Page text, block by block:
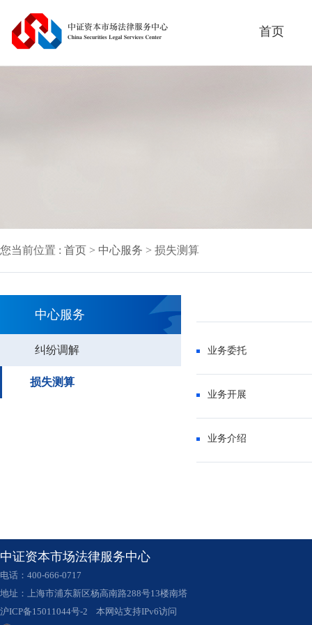
首页
您当前位置 : 首页 > 中心服务 > 损失测算
中心服务
纠纷调解
损失测算
业务委托
业务开展
业务介绍
中证资本市场法律服务中心
电话：400-666-0717
地址：上海市浦东新区杨高南路288号13楼南塔
沪ICP备15011044号-2 本网站支持IPv6访问